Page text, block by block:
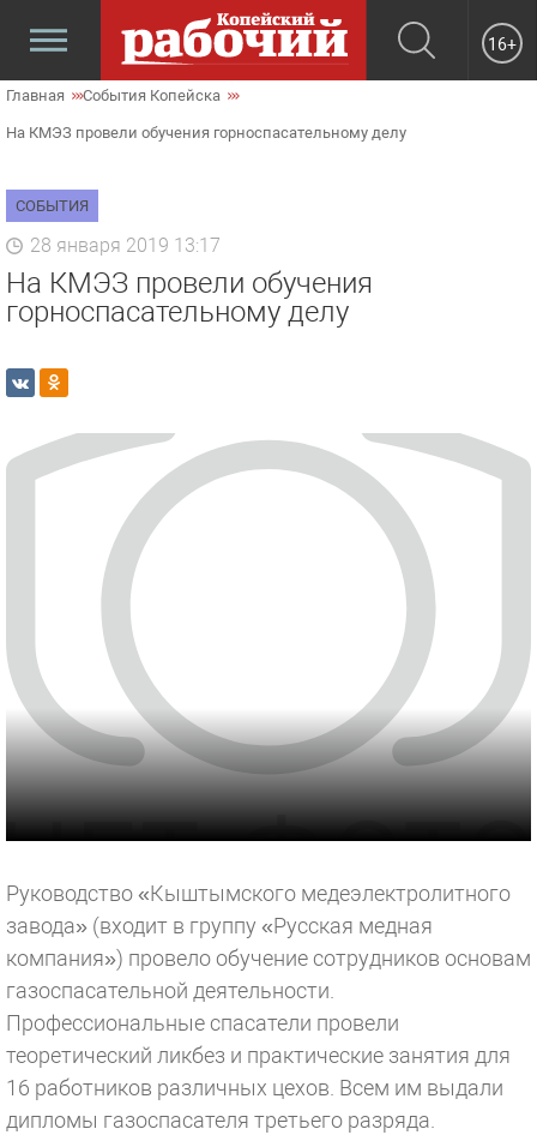
16+
Главная События Копейска
На КМЭЗ провели обучения горноспасательному делу
СОБЫТИЯ
28 января 2019 13:17
На КМЭЗ провели обучения
горноспасательному делу
Руководство «Кыштымского медеэлектролитного
завода» (входит в группу «Русская медная
компания») провело обучение сотрудников основам
газоспасательной деятельности.
Профессиональные спасатели провели
теоретический ликбез и практические занятия для
16 работников различных цехов. Всем им выдали
дипломы газоспасателя третьего разряда.